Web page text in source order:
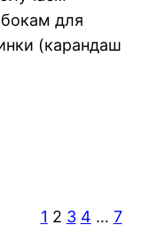
для
(карандаш
1 2 3 4 … 7